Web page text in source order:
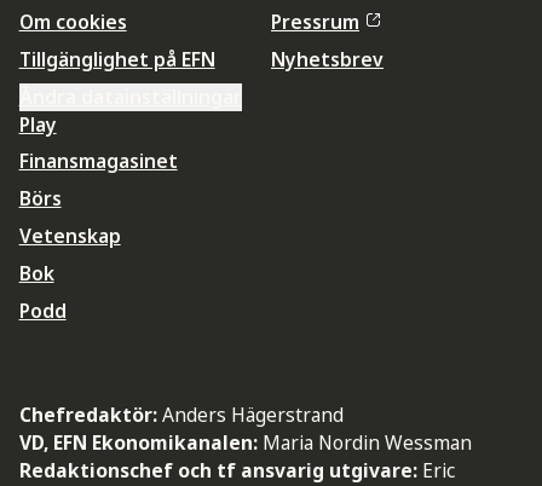
Om cookies
Tillgänglighet på EFN
Pressrum
Nyhetsbrev
Play
Finansmagasinet
Börs
Vetenskap
Bok
Podd
Chefredaktör:Anders Hägerstrand
VD, EFN Ekonomikanalen: Maria Nordin Wessman
Redaktionschef och tf ansvarig utgivare: Eric